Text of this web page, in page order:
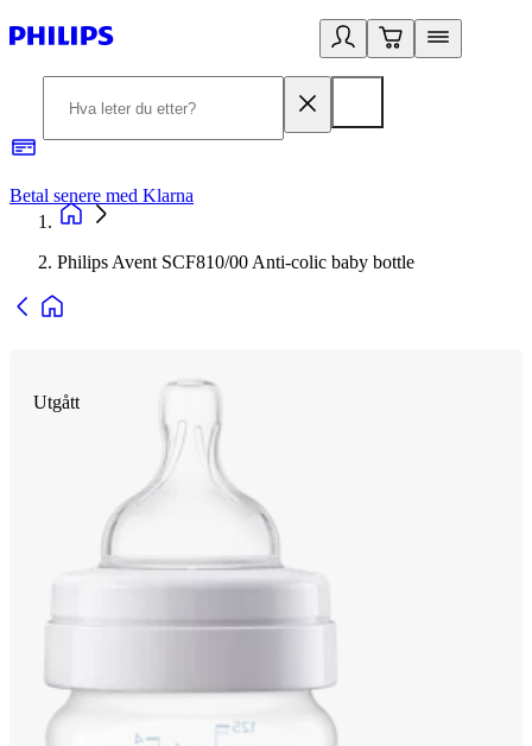
Betal senere med Klarna
Philips Avent SCF810/00 Anti-colic baby bottle
Utgått